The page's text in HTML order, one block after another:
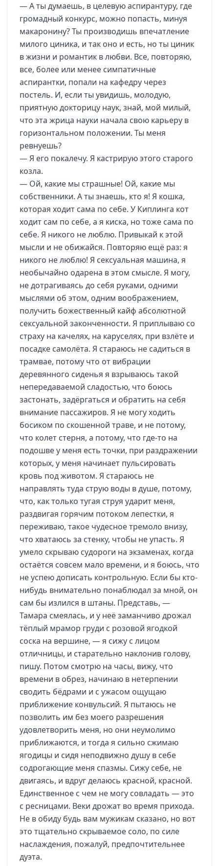
— А ты думаешь, в целевую аспирантуру, где
громадный конкурс, можно попасть, минуя
макаронину? Ты производишь впечатление
милого циника, и так оно и есть, но ты циник
в жизни и романтик в любви. Все, повторяю,
все, более или менее симпатичные
аспирантки, попали на кафедру через
постель. И, если ты увидишь, молодую,
приятную докторицу наук, знай, мой милый,
что эта жрица науки начала свою карьеру в
горизонтальном положении. Ты меня
ревнуешь?
— Я его покалечу. Я кастрирую этого старого
козла.
— Ой, какие мы страшные! Ой, какие мы
собственники. А ты знаешь, кто я! Я кошка,
которая ходит сама по себе. У Киплинга кот
ходит сам по себе, а я киска, но тоже сама по
себе. Я никого не люблю. Привыкай к этой
мысли и не обижайся. Повторяю ещё раз: я
никого не люблю! Я сексуальная машина, я
необычайно одарена в этом смысле. Я могу,
не дотрагиваясь до себя руками, одними
мыслями об этом, одним воображением,
получить божественный кайф абсолютной
сексуальной законченности. Я приплываю со
страху на качелях, на каруселях, при взлёте и
посадке самолёта. Я стараюсь не садиться в
трамвае, потому что от вибрации
деревянного сиденья я взрываюсь такой
непередаваемой сладостью, что боюсь
застонать, задёргаться и обратить на себя
внимание пассажиров. Я не могу ходить
босиком по скошенной траве, и не потому,
что колет стерня, а потому, что где-то на
подошве у меня есть точки, при раздражении
которых, у меня начинает пульсировать
кровь под животом. Я стараюсь не
направлять туда струю воды в душе, потому,
что, как только тугая струя ударит меня,
раздвигая горячим потоком лепестки, я
переживаю, такое чудесное тремоло внизу,
что хватаюсь за стенку, чтобы не упасть. Я
умело скрываю судороги на экзаменах, когда
остаётся совсем мало времени, и я боюсь, что
не успею дописать контрольную. Если бы кто-
нибудь внимательно понаблюдал за мной, он
сам бы излился в штаны. Представь, —
Тамара смеялась, и у неё заманчиво дрожал
тёплый мрамор груди с розовой ягодкой
соска на вершине, — я сижу с лицом
отличницы, и старательно наклонив голову,
пишу. Потом смотрю на часы, вижу, что
времени в обрез, начинаю в нетерпении
сводить бёдрами и с ужасом ощущаю
приближение конвульсий. Я пытаюсь не
позволить им без моего разрешения
удовлетворить меня, но они неумолимо
приближаются, и тогда я сильно сжимаю
ягодицы и сидя неподвижно душу в себе
содрогающие меня спазмы. Сижу себе, не
двигаясь, и вдруг делаюсь красной, красной.
Единственное с чем не могу совладать — это
с ресницами. Веки дрожат во время прихода.
Не в обиду будь вам мужикам сказано, но вот
это тщательно скрываемое соло, по силе
наслаждения, пожалуй, предпочтительнее
дуэта.